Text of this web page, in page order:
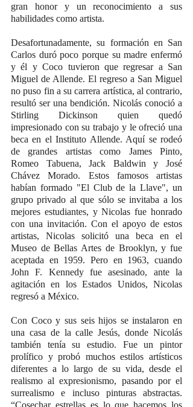
gran honor y un reconocimiento a sus
habilidades como artista.
Desafortunadamente, su formación en San
Carlos duró poco porque su madre enfermó
y él y Coco tuvieron que regresar a San
Miguel de Allende. El regreso a San Miguel
no puso fin a su carrera artística, al contrario,
resultó ser una bendición. Nicolás conoció a
Stirling Dickinson quien quedó
impresionado con su trabajo y le ofreció una
beca en el Instituto Allende. Aquí se rodeó
de grandes artistas como James Pinto,
Romeo Tabuena, Jack Baldwin y José
Chávez Morado. Estos famosos artistas
habían formado "El Club de la Llave", un
grupo privado al que sólo se invitaba a los
mejores estudiantes, y Nicolas fue honrado
con una invitación. Con el apoyo de estos
artistas, Nicolas solicitó una beca en el
Museo de Bellas Artes de Brooklyn, y fue
aceptada en 1959. Pero en 1963, cuando
John F. Kennedy fue asesinado, ante la
agitación en los Estados Unidos, Nicolas
regresó a México.
Con Coco y sus seis hijos se instalaron en
una casa de la calle Jesús, donde Nicolás
también tenía su estudio. Fue un pintor
prolífico y probó muchos estilos artísticos
diferentes a lo largo de su vida, desde el
realismo al expresionismo, pasando por el
surrealismo e incluso pinturas abstractas.
“Cosechar estrellas es lo que hacemos los